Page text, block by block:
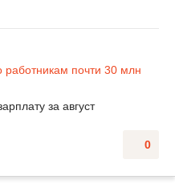
за август
0